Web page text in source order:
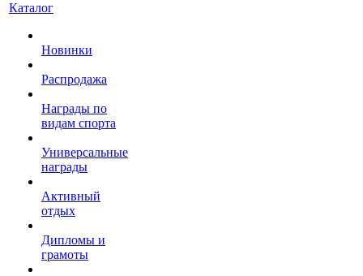
Каталог
Новинки
Распродажа
Награды по
видам спорта
Универсальные
награды
Активный
отдых
Дипломы и
грамоты